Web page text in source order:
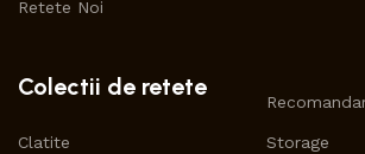
Retete Noi
Colectii de retete
Clatite Storage